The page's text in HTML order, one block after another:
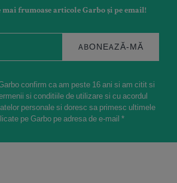
mai frumoase articole Garbo și pe email!
ABONEAZĂ-MĂ
confirm ca am peste 16 ani si am citit si
si conditiile de utilizare si cu acordul
personale si doresc sa primesc ultimele
pe Garbo pe adresa de e-mail *